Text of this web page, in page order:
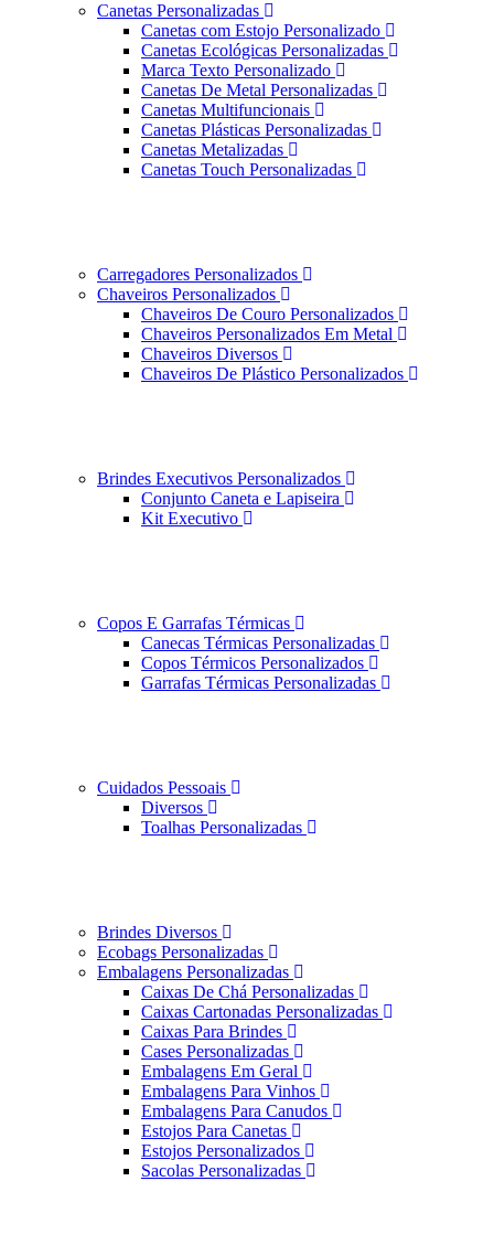
Canetas Personalizadas
Canetas com Estojo Personalizado
Canetas Ecológicas Personalizadas
Marca Texto Personalizado
Canetas De Metal Personalizadas
Canetas Multifuncionais
Canetas Plásticas Personalizadas
Canetas Metalizadas
Canetas Touch Personalizadas
Carregadores Personalizados
Chaveiros Personalizados
Chaveiros De Couro Personalizados
Chaveiros Personalizados Em Metal
Chaveiros Diversos
Chaveiros De Plástico Personalizados
Brindes Executivos Personalizados
Conjunto Caneta e Lapiseira
Kit Executivo
Copos E Garrafas Térmicas
Canecas Térmicas Personalizadas
Copos Térmicos Personalizados
Garrafas Térmicas Personalizadas
Cuidados Pessoais
Diversos
Toalhas Personalizadas
Brindes Diversos
Ecobags Personalizadas
Embalagens Personalizadas
Caixas De Chá Personalizadas
Caixas Cartonadas Personalizadas
Caixas Para Brindes
Cases Personalizadas
Embalagens Em Geral
Embalagens Para Vinhos
Embalagens Para Canudos
Estojos Para Canetas
Estojos Personalizados
Sacolas Personalizadas